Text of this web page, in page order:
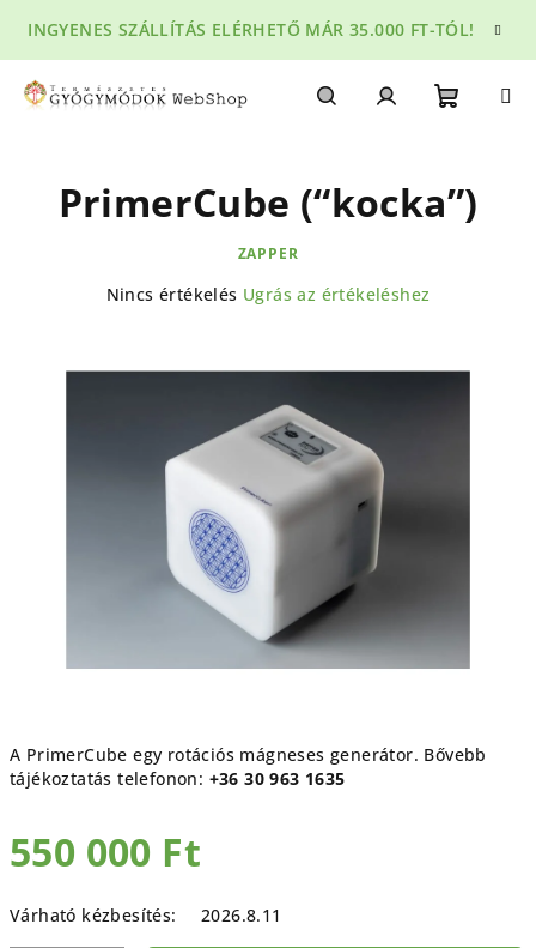
fő
tartalomhoz
INGYENES SZÁLLÍTÁS ELÉRHETŐ MÁR 35.000 FT-TÓL!
A PrimerCube egy rotációs mágneses generátor. Bővebb
tájékoztatás telefonon: +36 30 963 1635
550 000 Ft
Várható kézbesítés:
2026.8.11
PrimerCube (“kocka”)
ZAPPER
A
értékelése
Nincs értékelés Ugrás az értékeléshez